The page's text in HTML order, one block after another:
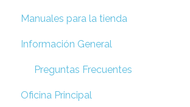
Manuales para la tienda
Display (Android)
Presenter (iOS)
Métodos alternativos y Retail Mode
Información General
Preguntas Frecuentes
Oficina Principal